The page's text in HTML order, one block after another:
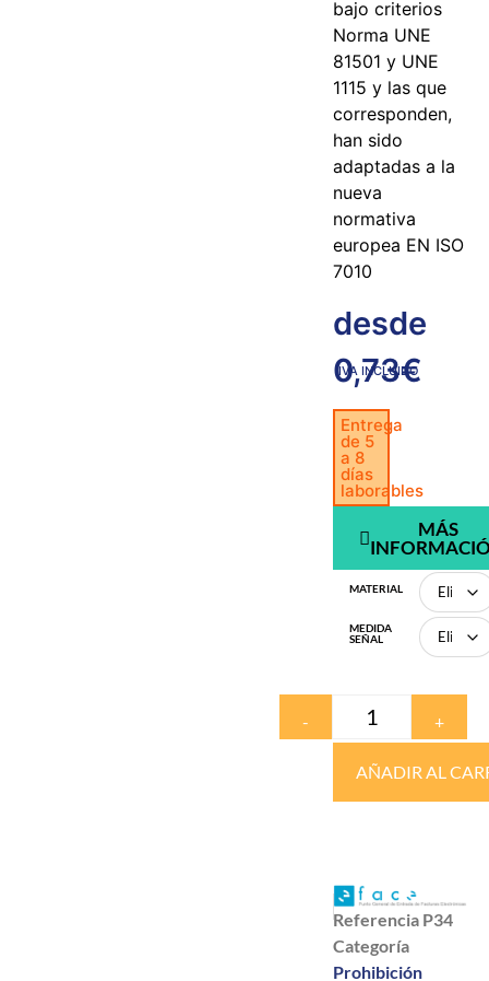
bajo criterios
Norma UNE
81501 y UNE
1115 y las que
corresponden,
han sido
adaptadas a la
nueva
normativa
europea EN ISO
7010
desde
0,73€
IVA INCLUIDO
Entrega
de 5
a 8
días
laborables
MÁS
MATERIAL
MEDIDA
SEÑAL
- +
AÑADIR AL
Referencia P34
Categoría
Prohibición